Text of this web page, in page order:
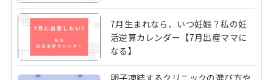
7月生まれなら、いつ妊娠？私の妊
活逆算カレンダー【7月出産ママに
なる】
卵子凍結するクリニックの選び方や